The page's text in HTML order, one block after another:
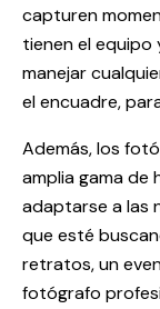
capturen
tienen el equipo
manejar
el encuadre,
Además, los
amplia gama de
adaptarse a las
que esté
retratos, un
fotógrafo